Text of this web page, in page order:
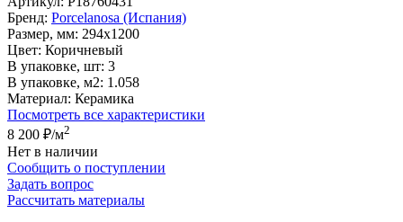
Бренд: Porcelanosa (Испания)
Размер, мм: 294x1200
Цвет: Коричневый
В упаковке, шт: 3
В упаковке, м2: 1.058
Материал: Керамика
Посмотреть все характеристики
8 200 ₽/м2
Нет в наличии
Сообщить о поступлении
Задать вопрос
Рассчитать материалы